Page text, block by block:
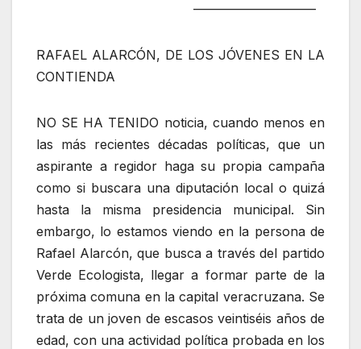
—————————–
RAFAEL ALARCÓN, DE LOS JÓVENES EN LA
CONTIENDA
NO SE HA TENIDO noticia, cuando menos en
las más recientes décadas políticas, que un
aspirante a regidor haga su propia campaña
como si buscara una diputación local o quizá
hasta la misma presidencia municipal. Sin
embargo, lo estamos viendo en la persona de
Rafael Alarcón, que busca a través del partido
Verde Ecologista, llegar a formar parte de la
próxima comuna en la capital veracruzana. Se
trata de un joven de escasos veintiséis años de
edad, con una actividad política probada en los